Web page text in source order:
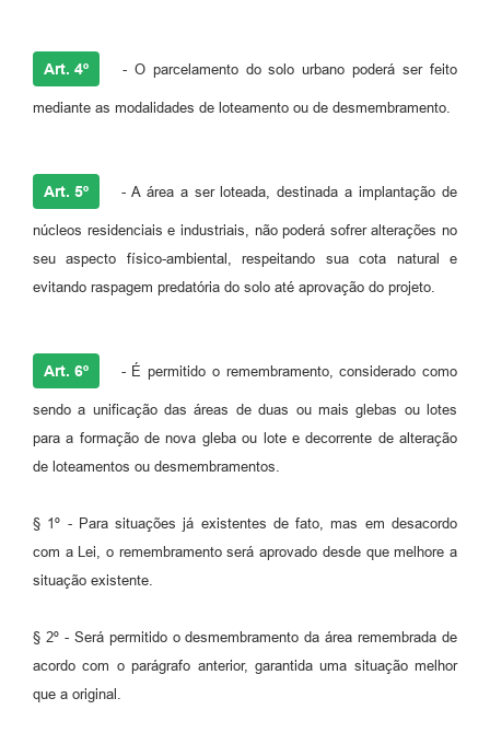
Art. 4º - O parcelamento do solo urbano poderá ser feito
mediante as modalidades de loteamento ou de desmembramento.
Art. 5º - A área a ser loteada, destinada a implantação de
núcleos residenciais e industriais, não poderá sofrer alterações no
seu aspecto físico-ambiental, respeitando sua cota natural e
evitando raspagem predatória do solo até aprovação do projeto.
Art. 6º - É permitido o remembramento, considerado como
sendo a unificação das áreas de duas ou mais glebas ou lotes
para a formação de nova gleba ou lote e decorrente de alteração
de loteamentos ou desmembramentos.
§ 1º - Para situações já existentes de fato, mas em desacordo
com a Lei, o remembramento será aprovado desde que melhore a
situação existente.
§ 2º - Será permitido o desmembramento da área remembrada de
acordo com o parágrafo anterior, garantida uma situação melhor
que a original.